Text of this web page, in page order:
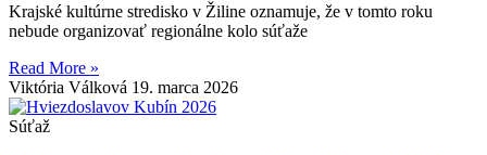
Krajské kultúrne stredisko v Žiline oznamuje, že v tomto roku
nebude organizovať regionálne kolo súťaže
Read More »
Viktória Válková 19. marca 2026
Súťaž